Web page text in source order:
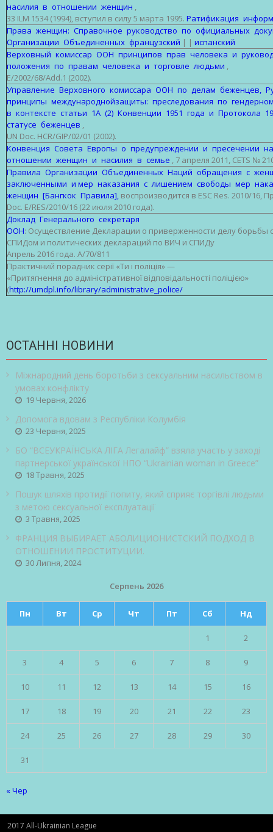
насилия в отношении женщин ,
33 ILM 1534 (1994), вступил в силу 5 марта 1995. Ратификация
Права женщин: Справочное руководство по официальных
Организации Объединенных французский | | испанский
Верховный комиссар ООН принципов прав человека и
положения по правам человека и торговле людьми ,
E/2002/68/Add.1 (2002).
Управление Верховного комиссара ООН по делам беженцев,
принципы международнойзащиты: преследования по
в контексте статьи 1А (2) Конвенции 1951 года и Протокола
статусе беженцев ,
UN Doc. HCR/GIP/02/01 (2002).
Конвенция Совета Европы о предупреждении и пресечении
отношении женщин и насилия в семье , 7 апреля 2011, CETS №
Правила Организации Объединенных Наций обращения с
заключенными и мер наказания с лишением свободы мер
женщин [Бангкок Правила], воспроизводится в ESC Res. 2010/16,
Doc. E/RES/2010/16 (22 июля 2010 года).
Доклад Генерального секретаря
ООН: Осуществление Декларации о приверженности делу борьбы
СПИДом и политических деклараций по ВИЧ и СПИДу
Апрель 2016 года. A/70/811
Практичний порадник серії «Ти і поліція» —
«Притягнення до адміністративної відповідальності поліцією»
(http://umdpl.info/library/administrative_police/
ОСТАННІ НОВИНИ
Міжнародний день боротьби з сексуальним насильством в
умовах конфлікту
19 Червня, 2026
Допомога вдовам з Республіки Колумбія
23 Червня, 2025
БО “ВСЕУКРАЇНСЬКА ЛІГА Легалайф” взяла участь у заході
партнерської української НПО “Ukrainian woman in Greece”
18 Травня, 2025
Пошук шляхів протидії попиту, який сприяє торгівлі людьми
з метою сексуальної експлуатації
3 Травня, 2025
ФРАНЦИЯ ВЫБИРАЕТ АБОЛИЦИОНИСТСКИЙ ПОДХОД В
ОТНОШЕНИИ ПРОСТИТУЦИИ.
30 Липня, 2024
Серпень 2026
Пн Вт Ср Чт Пт Сб Нд
1 2
3 4 5 6 7 8 9
10 11 12 13 14 15 16
17 18 19 20 21 22 23
24 25 26 27 28 29 30
31
« Чер
2017 All-Ukrainian League